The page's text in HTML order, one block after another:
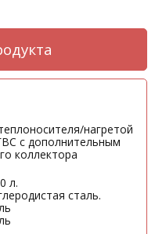
нагретой
с дополнительным
коллектора
л.
сталь.